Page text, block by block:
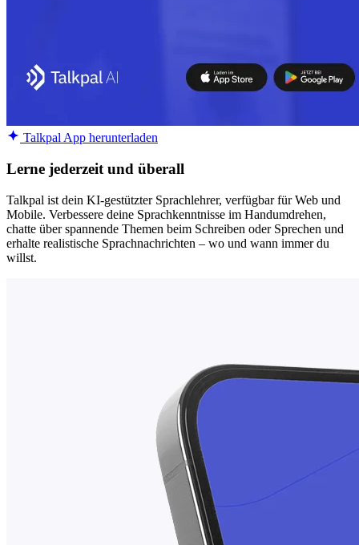
Talkpal App herunterladen
Lerne jederzeit und überall
Talkpal ist dein KI-gestützter Sprachlehrer, verfügbar für Web und
Mobile. Verbessere deine Sprachkenntnisse im Handumdrehen,
chatte über spannende Themen beim Schreiben oder Sprechen und
erhalte realistische Sprachnachrichten – wo und wann immer du
willst.